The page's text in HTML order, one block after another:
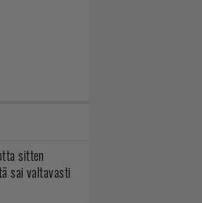
sitten
sai valtavasti